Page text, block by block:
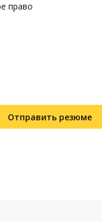
право
Отправить резюме